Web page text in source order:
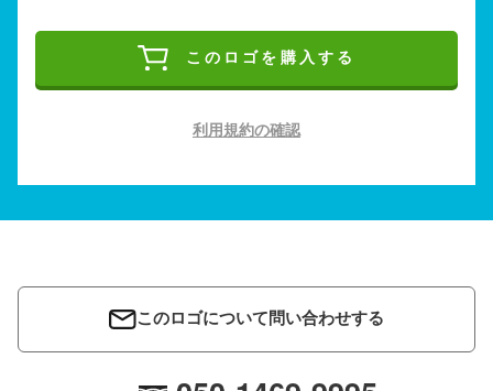
このロゴを購入する
利用規約の確認
このロゴについて問い合わせする